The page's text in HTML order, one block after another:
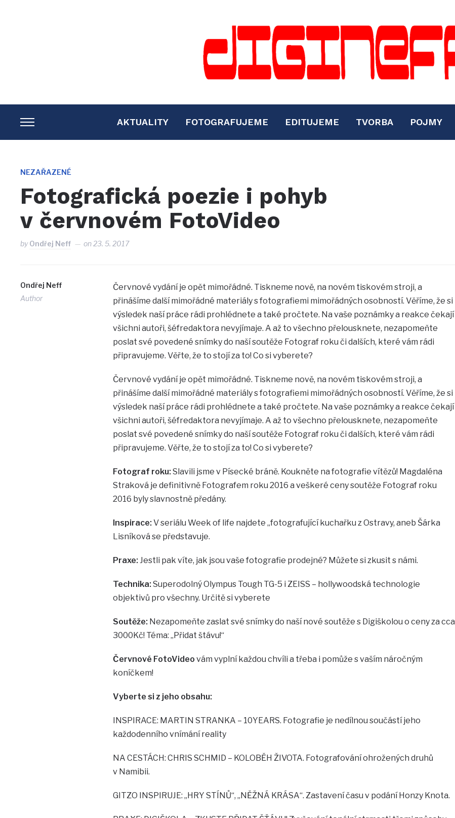
TOGGLE
SIDEBAR
NAVIGATION
AKTUALITY FOTOGRAFUJEME EDITUJEME TVORBA POJMY
NEZAŘAZENÉ
Fotografická poezie i pohyb
v červnovém FotoVideo
byOndřej Neff on23. 5. 2017
Ondřej Neff
Author
Červnové vydání je opět mimořádné. Tiskneme nově, na novém tiskovém stroji, a
přinášíme další mimořádné materiály s fotografiemi mimořádných osobností. Věříme, že si
výsledek naší práce rádi prohlédnete a také pročtete. Na vaše poznámky a reakce čekají
všichni autoři, šéfredaktora nevyjímaje. A až to všechno přelousknete, nezapomeňte
poslat své povedené snímky do naší soutěže Fotograf roku či dalších, které vám rádi
připravujeme. Věřte, že to stojí za to! Co si vyberete?
Červnové vydání je opět mimořádné. Tiskneme nově, na novém tiskovém stroji, a
přinášíme další mimořádné materiály s fotografiemi mimořádných osobností. Věříme, že si
výsledek naší práce rádi prohlédnete a také pročtete. Na vaše poznámky a reakce čekají
všichni autoři, šéfredaktora nevyjímaje. A až to všechno přelousknete, nezapomeňte
poslat své povedené snímky do naší soutěže Fotograf roku či dalších, které vám rádi
připravujeme. Věřte, že to stojí za to! Co si vyberete?
Fotograf roku: Slavili jsme v Písecké bráně. Koukněte na fotografie vítězů! Magdaléna
Straková je definitivně Fotografem roku 2016 a veškeré ceny soutěže Fotograf roku
2016 byly slavnostně předány.
Inspirace: V seriálu Week of life najdete „fotografující kuchařku z Ostravy, aneb Šárka
Lisníková se představuje.
Praxe: Jestli pak víte, jak jsou vaše fotografie prodejné? Můžete si zkusit s námi.
Technika: Superodolný Olympus Tough TG-5 i ZEISS – hollywoodská technologie
objektivů pro všechny. Určitě si vyberete
Soutěže: Nezapomeňte zaslat své snímky do naší nové soutěže s Digiškolou o ceny za cca
3000Kč! Téma: „Přidat štávu!“
Červnové FotoVideo vám vyplní každou chvíli a třeba i pomůže s vaším náročným
koníčkem!
Vyberte si z jeho obsahu:
INSPIRACE: MARTIN STRANKA – 10YEARS. Fotografie je nedílnou součástí jeho
každodenního vnímání reality
NA CESTÁCH: CHRIS SCHMID – KOLOBĚH ŽIVOTA. Fotografování ohrožených druhů
v Namibii.
GITZO INSPIRUJE: „HRY STÍNŮ“, „NĚŽNÁ KRÁSA“. Zastavení času v podání Honzy Knota.